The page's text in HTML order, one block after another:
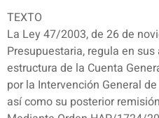
TEXTO
La Ley 47/2003, de 26 de
Presupuestaria, regula en
estructura de la Cuenta
por la Intervención General
así como su posterior